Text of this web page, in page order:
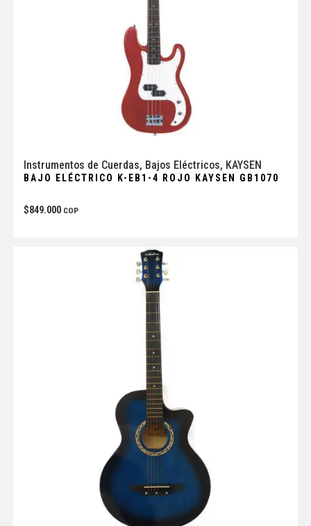
Instrumentos de Cuerdas, Bajos Eléctricos, KAYSEN
BAJO ELÉCTRICO K-EB1-4 ROJO KAYSEN GB1070
$849.000 COP